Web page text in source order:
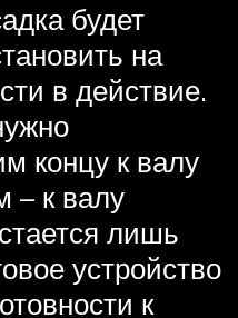
будет
на
в действие.
концу к валу
– к валу
лишь
устройство
к